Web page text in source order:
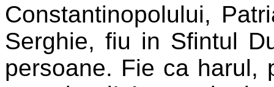
Constantinopolului,
Serghie, fiu in Sfintul
persoane. Fie ca harul,